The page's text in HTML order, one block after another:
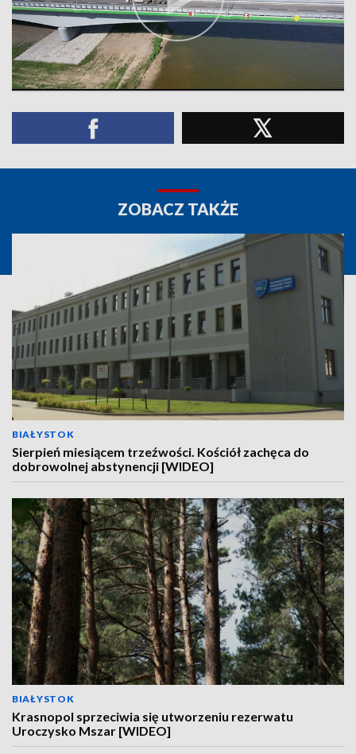
ZOBACZ TAKŻE
BIAŁYSTOK
Sierpień miesiącem trzeźwości. Kościół zachęca do
dobrowolnej abstynencji [WIDEO]
BIAŁYSTOK
Krasnopol sprzeciwia się utworzeniu rezerwatu
Uroczysko Mszar [WIDEO]